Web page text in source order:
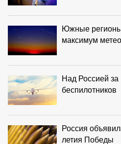
Южные
максимум
Над Россией за
беспилотников
Россия
летия Победы